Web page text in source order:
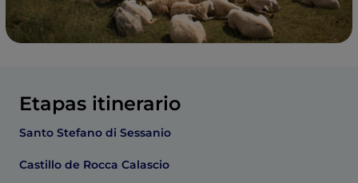
Etapas itinerario
Santo Stefano di Sessanio
Castillo de Rocca Calascio